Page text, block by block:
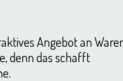
Angebot an
denn das schafft